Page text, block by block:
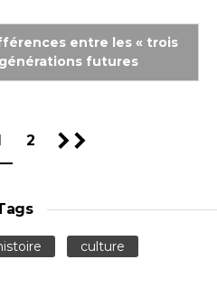
entre les « trois
futures
2
culture